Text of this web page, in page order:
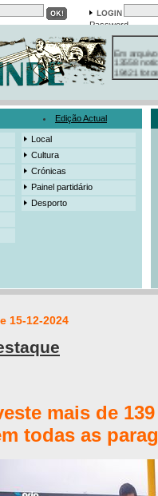
Password
13558
19421
385
3206
Edição Actual
Local
Cultura
Crónicas
Painel partidário
Desporto
15-12-2024
mais de
todas as